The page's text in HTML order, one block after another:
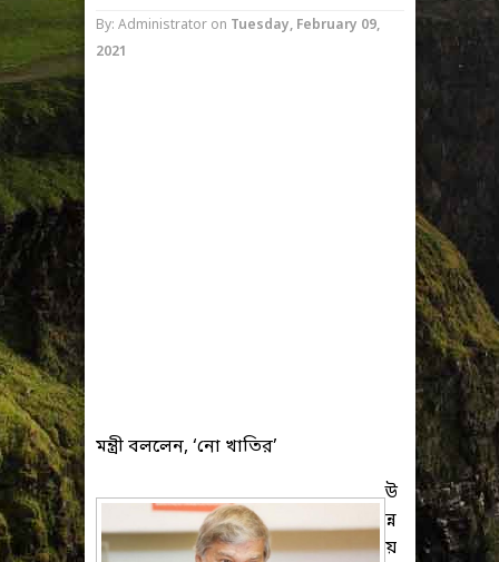
By: Administrator on Tuesday, February 09,
2021
মন্ত্রী বললেন, ‘নো খাতির’
উ
ন্ন
য়